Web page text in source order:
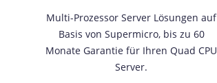
Multi-Prozessor Server Lösungen auf
Basis von Supermicro, bis zu 60
Monate Garantie für Ihren Quad CPU
Server.